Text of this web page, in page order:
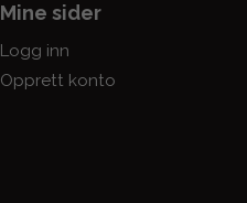
Mine sider
Logg inn
Opprett konto